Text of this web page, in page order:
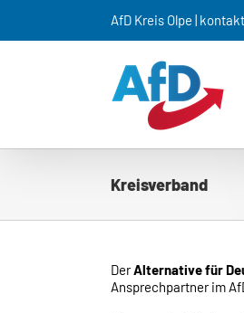
springen
AfD Kreis Olpe |
Kreisverband
DerAlternative für
Ansprechpartner im